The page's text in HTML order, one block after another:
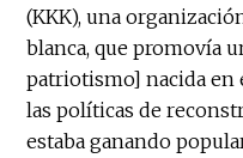
(KKK), una
blanca, que promovía
patriotismo] nacida en
las políticas de
estaba ganando